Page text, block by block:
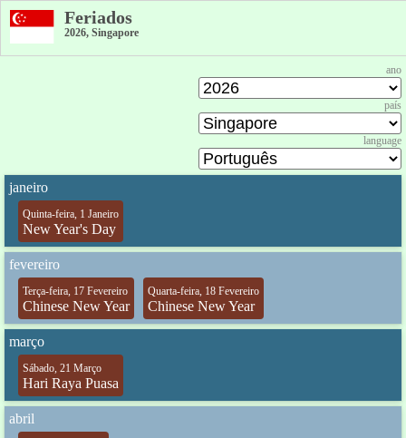
Feriados
2026, Singapore
ano
país
language
janeiro
Quinta-feira, 1 Janeiro
New Year's Day
fevereiro
Terça-feira, 17 Fevereiro
Chinese New Year
Quarta-feira, 18 Fevereiro
Chinese New Year
março
Sábado, 21 Março
Hari Raya Puasa
abril